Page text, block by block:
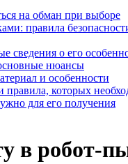
на обман при выборе
правила
сведения о его
нюансы
и особенности
которых
для его получения
в робот-